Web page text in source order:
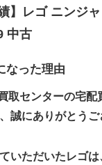
】レゴ ニンジ
中古
なった理由
取センターの宅配
誠にありがとうご
いただいたレゴ